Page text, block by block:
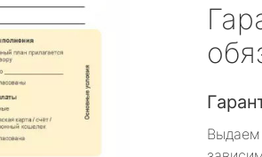
Выдаем